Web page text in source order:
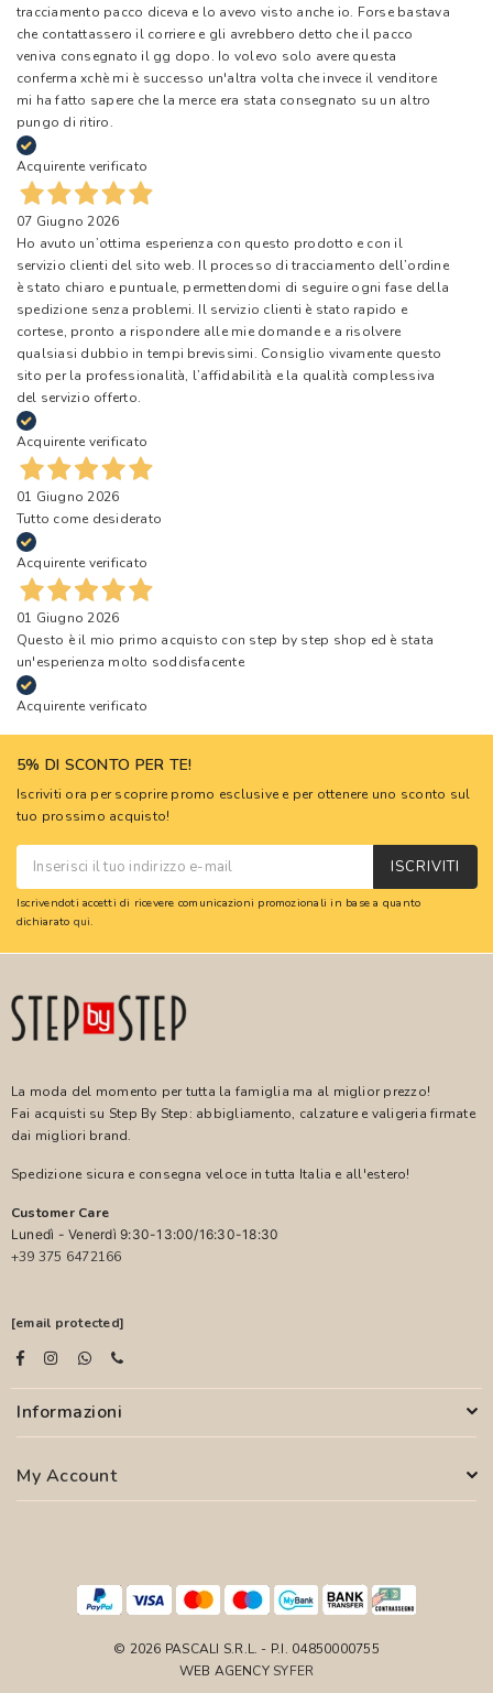
tracciamento pacco diceva e lo avevo visto anche io. Forse bastava
che contattassero il corriere e gli avrebbero detto che il pacco
veniva consegnato il gg dopo. Io volevo solo avere questa
conferma xchè mi è successo un'altra volta che invece il venditore
mi ha fatto sapere che la merce era stata consegnato su un altro
pungo di ritiro.
Acquirente verificato
07 Giugno 2026
Ho avuto un’ottima esperienza con questo prodotto e con il
servizio clienti del sito web. Il processo di tracciamento dell’ordine
è stato chiaro e puntuale, permettendomi di seguire ogni fase della
spedizione senza problemi. Il servizio clienti è stato rapido e
cortese, pronto a rispondere alle mie domande e a risolvere
qualsiasi dubbio in tempi brevissimi. Consiglio vivamente questo
sito per la professionalità, l’affidabilità e la qualità complessiva
del servizio offerto.
Acquirente verificato
01 Giugno 2026
Tutto come desiderato
Acquirente verificato
01 Giugno 2026
Questo è il mio primo acquisto con step by step shop ed è stata
un'esperienza molto soddisfacente
Acquirente verificato
5% DI SCONTO PER TE!
Iscriviti ora per scoprire promo esclusive e per ottenere uno sconto sul
tuo prossimo acquisto!
ISCRIVITI
Iscrivendoti accetti di ricevere comunicazioni promozionali in base a quanto
dichiarato qui.
La moda del momento per tutta la famiglia ma al miglior prezzo!
Fai acquisti su Step By Step: abbigliamento, calzature e valigeria firmate
dai migliori brand.
Spedizione sicura e consegna veloce in tutta Italia e all'estero!
Customer Care
Lunedì - Venerdì 9:30-13:00/16:30-18:30
+39 375 6472166
[email protected]
Informazioni
My Account
© 2026 PASCALI S.R.L. - P.I. 04850000755
WEB AGENCY SYFER